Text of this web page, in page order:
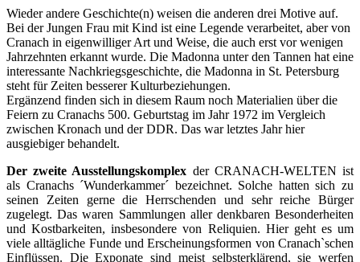
Wieder andere Geschichte(n) weisen die anderen drei Motive auf.
Bei der Jungen Frau mit Kind ist eine Legende verarbeitet, aber von
Cranach in eigenwilliger Art und Weise, die auch erst vor wenigen
Jahrzehnten erkannt wurde. Die Madonna unter den Tannen hat eine
interessante Nachkriegsgeschichte, die Madonna in St. Petersburg
steht für Zeiten besserer Kulturbeziehungen.
Ergänzend finden sich in diesem Raum noch Materialien über die
Feiern zu Cranachs 500. Geburtstag im Jahr 1972 im Vergleich
zwischen Kronach und der DDR. Das war letztes Jahr hier
ausgiebiger behandelt.
Der zweite Ausstellungskomplex der CRANACH-WELTEN ist
als Cranachs ´Wunderkammer´ bezeichnet. Solche hatten sich zu
seinen Zeiten gerne die Herrschenden und sehr reiche Bürger
zugelegt. Das waren Sammlungen aller denkbaren Besonderheiten
und Kostbarkeiten, insbesondere von Reliquien. Hier geht es um
viele alltägliche Funde und Erscheinungsformen von Cranach`schen
Einflüssen. Die Exponate sind meist selbsterklärend, sie werfen